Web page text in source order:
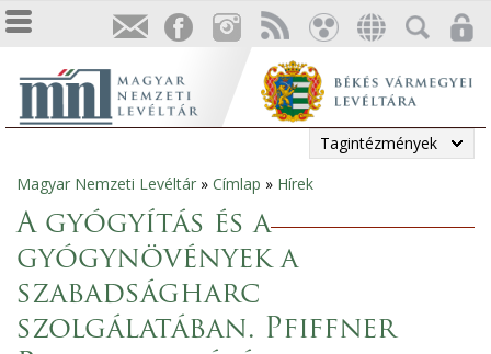
Tagintézmények
Jelenlegi
hely
Magyar Nemzeti Levéltár » Címlap » Hírek
A gyógyítás és a
gyógynövények a
szabadságharc
szolgálatában. Pfiffner